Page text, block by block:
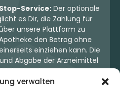
verwalten
Service: Der optionale
es Dir, die Zahlung für
unsere Plattform zu
den Betrag ohne
einziehen kann. Die
Abgabe der Arzneimittel
über die jeweilige
entsteht stets zwischen